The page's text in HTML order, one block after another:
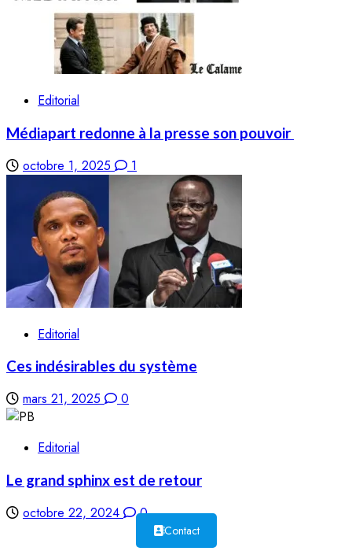
Editorial
Médiapart redonne à la presse son pouvoir
octobre 1, 2025 1
Editorial
Ces indésirables du système
mars 21, 2025 0
Editorial
Le grand sphinx est de retour
octobre 22, 2024 0
Contact